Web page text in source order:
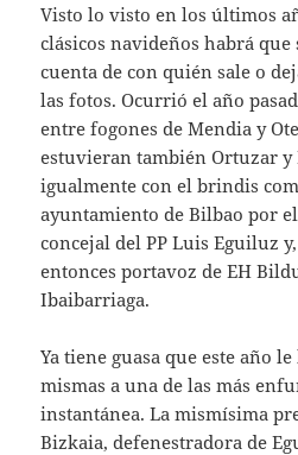
Visto lo visto en los últimos
clásicos navideños habrá que
cuenta de con quién sale o
las fotos. Ocurrió el año
entre fogones de Mendia y
estuvieran también Ortuzar y
igualmente con el brindis
ayuntamiento de Bilbao por
concejal del PP Luis Eguiluz
entonces portavoz de EH
Ibaibarriaga.
Ya tiene guasa que este año
mismas a una de las más
instantánea. La mismísima
Bizkaia, defenestradora de